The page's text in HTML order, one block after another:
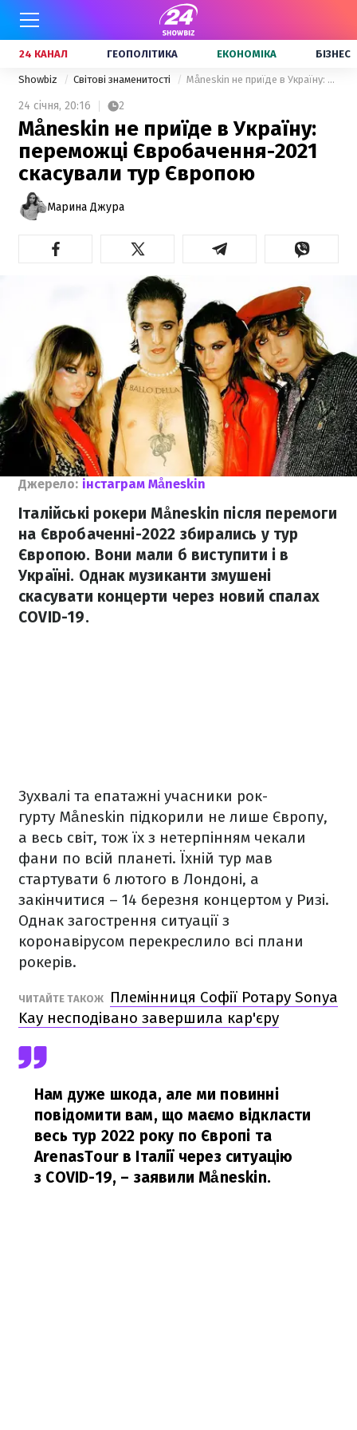
24 КАНАЛ ГЕОПОЛІТИКА ЕКОНОМІКА БІЗНЕС
Showbiz Світові знаменитості Måneskin не приїде в Україну: переможці Євробачення-2021 скасували тур Європою
24 січня, 20:16 2
Måneskin не приїде в Україну:
переможці Євробачення-2021
скасували тур Європою
Марина Джура
Джерело: інстаграм Måneskin
Італійські рокери Måneskin після перемоги
на Євробаченні-2022 збирались у тур
Європою. Вони мали б виступити і в
Україні. Однак музиканти змушені
скасувати концерти через новий спалах
COVID-19.
Зухвалі та епатажні учасники рок-
гурту Måneskin підкорили не лише Європу,
а весь світ, тож їх з нетерпінням чекали
фани по всій планеті. Їхній тур мав
стартувати 6 лютого в Лондоні, а
закінчитися – 14 березня концертом у Ризі.
Однак загострення ситуації з
коронавірусом перекреслило всі плани
рокерів.
ЧИТАЙТЕ ТАКОЖ
Племінниця Софії Ротару Sonya
Kay несподівано завершила кар'єру
Нам дуже шкода, але ми повинні
повідомити вам, що маємо відкласти
весь тур 2022 року по Європі та
ArenasTour в Італії через ситуацію
з COVID-19, – заявили Måneskin.